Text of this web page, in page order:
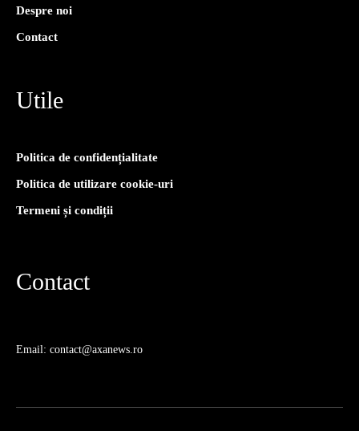
Despre noi
Contact
Utile
Politica de confidențialitate
Politica de utilizare cookie-uri
Termeni și condiții
Contact
Email: contact@axanews.ro